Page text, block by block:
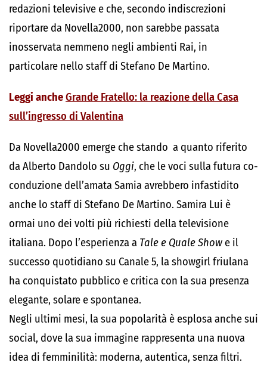
redazioni televisive e che, secondo indiscrezioni
riportare da Novella2000, non sarebbe passata
inosservata nemmeno negli ambienti Rai, in
particolare nello staff di Stefano De Martino.
Leggi ancheGrande Fratello: la reazione della Casa
sull’ingresso di Valentina
Da Novella2000 emerge che stando a quanto riferito
da Alberto Dandolo su Oggi, che le voci sulla futura co-
conduzione dell’amata Samia avrebbero infastidito
anche lo staff di Stefano De Martino. Samira Lui è
ormai uno dei volti più richiesti della televisione
italiana. Dopo l’esperienza a Tale e Quale Show e il
successo quotidiano su Canale 5, la showgirl friulana
ha conquistato pubblico e critica con la sua presenza
elegante, solare e spontanea.
Negli ultimi mesi, la sua popolarità è esplosa anche sui
social, dove la sua immagine rappresenta una nuova
idea di femminilità: moderna, autentica, senza filtri.